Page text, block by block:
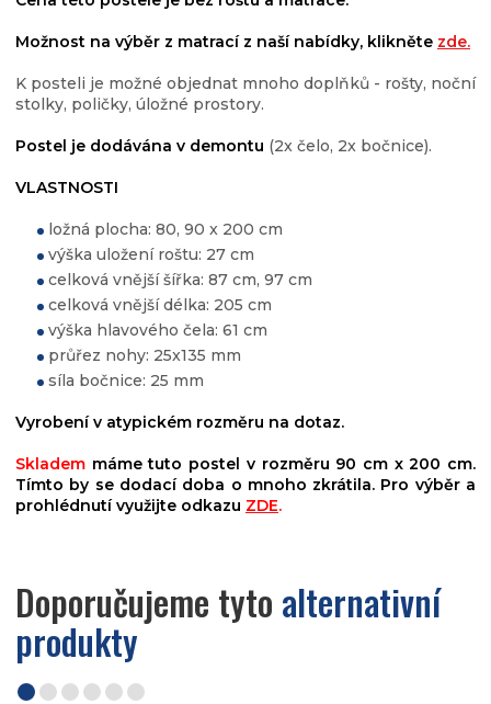
Možnost na výběr z matrací z naší nabídky, klikněte zde.
K posteli je možné objednat mnoho doplňků - rošty, noční
stolky, poličky, úložné prostory.
Postel je dodávána v demontu (2x čelo, 2x bočnice).
VLASTNOSTI
ložná plocha: 80, 90 x 200 cm
výška uložení roštu: 27 cm
celková vnější šířka: 87 cm, 97 cm
celková vnější délka: 205 cm
výška hlavového čela: 61 cm
průřez nohy: 25x135 mm
síla bočnice: 25 mm
Vyrobení v atypickém rozměru na dotaz.
Skladem máme tuto postel v rozměru 90 cm x 200 cm.
Tímto by se dodací doba o mnoho zkrátila. Pro výběr a
prohlédnutí využijte odkazu ZDE.
Doporučujeme tyto alternativní
produkty